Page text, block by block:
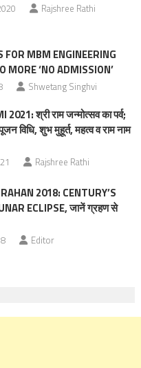
Rajshree Rathi
FOR MBM ENGINEERING
MORE ‘NO ADMISSION’
Shwetang Singhvi
श्री राम जन्मोत्सव का पर्व;
विधि, शुभ मुहूर्त, महत्‍व व राम नाम
Rajshree Rathi
2018: CENTURY’S
ECLIPSE, जानें ग्रहण से
Editor